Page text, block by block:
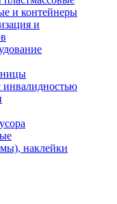
и контейнеры
и
инвалидностью
наклейки